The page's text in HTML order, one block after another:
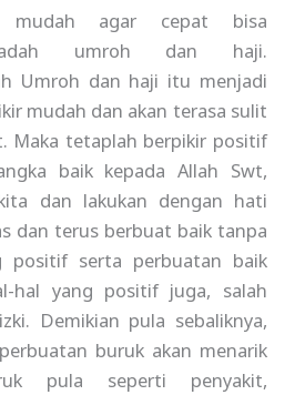
mudah agar cepat bisa
umroh dan haji.
Umroh dan haji itu menjadi
mudah dan akan terasa sulit
Maka tetaplah berpikir positif
baik kepada Allah Swt,
dan lakukan dengan hati
dan terus berbuat baik tanpa
positif serta perbuatan baik
hal yang positif juga, salah
Demikian pula sebaliknya,
buruk akan menarik
pula seperti penyakit,